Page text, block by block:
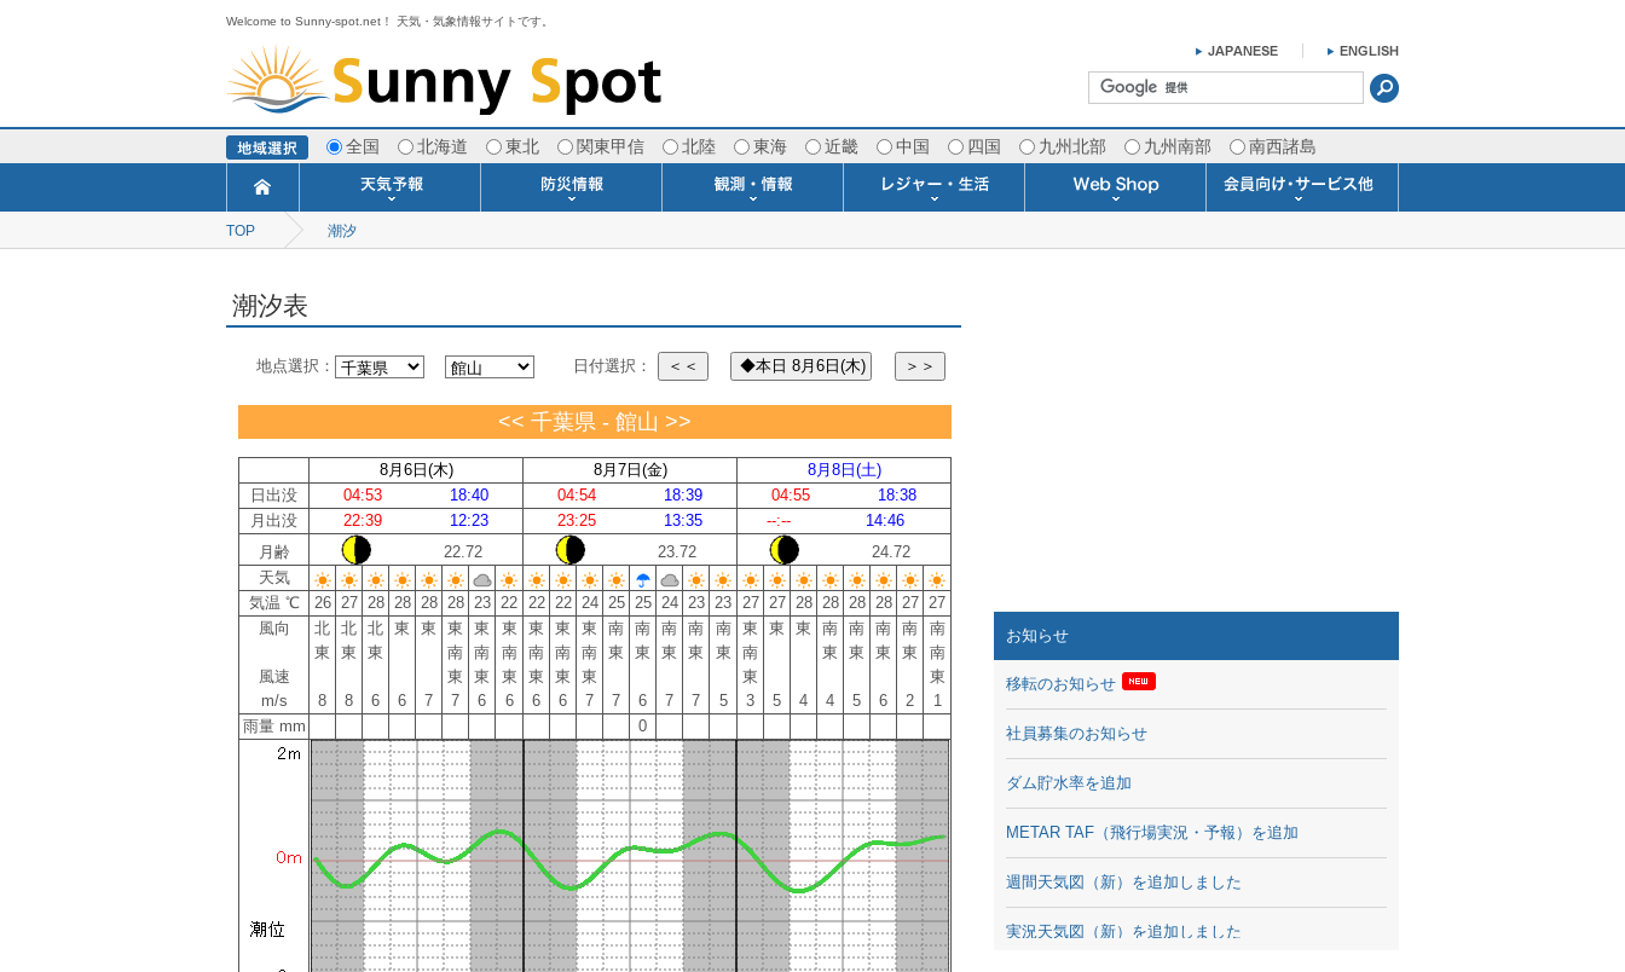
Welcome to Sunny-spot.net！ 天気・気象情報サイトです。
全国 北海道 東北 関東甲信 北陸 東海 近畿 中国 四国 九州北部 九州南部 南西諸島
今日明日の天気
ポイント予報
週間天気予報
寒・暖候期予報
TOP 潮汐
潮汐表
地点選択： 日付選択： ＜＜ ◆本日 8月6日(木) ＞＞
<< 千葉県 - 館山 >>
8月6日(木) 8月7日(金)
8月8日(土)
日出没
04:53 18:40 04:54 18:39 04:55
18:38
月出没
22:39 12:23 23:25 13:35 --:--
14:46
月齢
22.72 23.72
24.72
天気
気温 ℃
26 27 28 28 28 28 23 22 22 22 24 25 25 24 23 23 27 27 28 28 28 28 27 27
風向
風速
m/s
北
東
8
北
東
8
北
東
6
東
6
東
7
東
南
東
7
東
南
東
6
東
南
東
6
東
南
東
6
東
南
東
6
東
南
東
7
南
東
7
南
東
6
南
東
7
南
東
7
南
東
5
東
南
東
3
東
5
東
4
南
東
4
南
東
5
南
東
6
南
東
2
南
南
東
1
雨量 mm
0
お知らせ
移転のお知らせ
社員募集のお知らせ
ダム貯水率を追加
METAR TAF（飛行場実況・予報）を追加
週間天気図（新）を追加しました
実況天気図（新）を追加しました